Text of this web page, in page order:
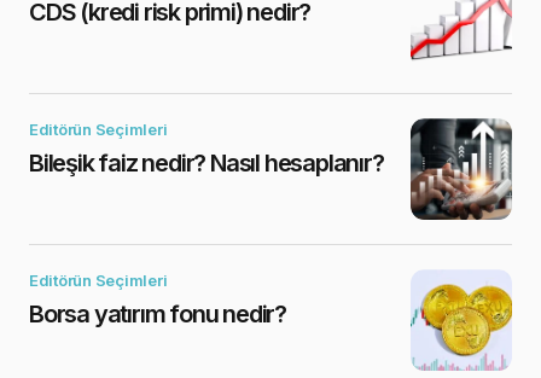
CDS (kredi risk primi) nedir?
Editörün Seçimleri
Bileşik faiz nedir? Nasıl hesaplanır?
Editörün Seçimleri
Borsa yatırım fonu nedir?